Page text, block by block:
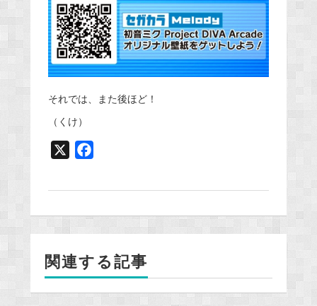
それでは、また後ほど！
（くけ）
b
o
k
関連する記事